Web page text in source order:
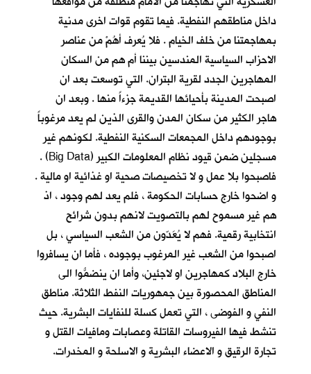
داخل مناطقهم النفطية. فيما تقوم قوات اخرى مدنية
بمهاجمتنا من خلف الخيام . فلا يُعرف أهُمْ من عناصر
الاحزاب السياسية المندسين بيننا أم هم من السكان
المهاجرين الجدد لقرية البتران. التي توسعت بعد ان
اصبحت المدينة بأحيائها القديمة جزءاً منها . وبعد ان
هاجر الكثير من سكان المدن والقرى الذين لم يعد مرغوباً
بوجودهم داخل المجمعات السكنية النفطية. لكونهم غير
مسجلين ضمن قيود نظام المعلومات الكبير (Big Data) .
فاصبحوا بلا عمل و لا تخصيصات صحية او غذائية او مالية .
و اضحوا خارج حسابات الحكومة ، فلم يعد لهم وجود ، اذ
هم غير مسموح لهم بالتصويت لانهم بدون شرائح
انتخابية رقمية. فهم لا يُعَدّون من الشعب السياسي ، بل
اصبحوا من الشعب غير المرغوب بوجوده ، فأما ان يسافروا
خارج البلاد كمهاجرين او لاجئين، وأما ان ينضمُّوا الى
المناطق المحصورة بين جمهوريات النفط الثلاثة. مناطق
النفي و الفوضى ، التي تعمل كسلة للنفايات البشرية. حيث
تنشط فيها الفيروسات القاتلة وعصابات ومافيات القتل و
تجارة الرقيق و الاعضاء البشرية و الاسلحة و المخدرات.